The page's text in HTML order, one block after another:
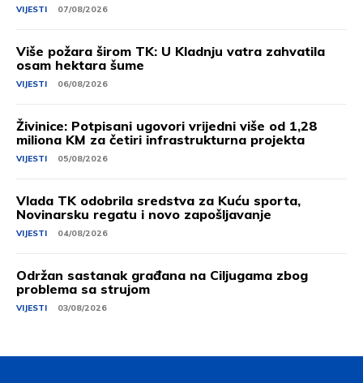
VIJESTI 07/08/2026
Više požara širom TK: U Kladnju vatra zahvatila
osam hektara šume
VIJESTI 06/08/2026
Živinice: Potpisani ugovori vrijedni više od 1,28
miliona KM za četiri infrastrukturna projekta
VIJESTI 05/08/2026
Vlada TK odobrila sredstva za Kuću sporta,
Novinarsku regatu i novo zapošljavanje
VIJESTI 04/08/2026
Održan sastanak građana na Ciljugama zbog
problema sa strujom
VIJESTI 03/08/2026